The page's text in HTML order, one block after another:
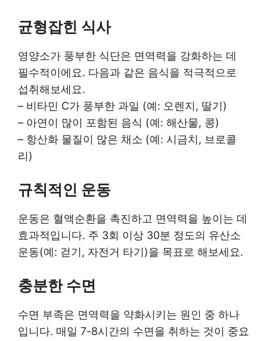
균형잡힌 식사
영양소가 풍부한 식단은 면역력을 강화하는 데
필수적이에요. 다음과 같은 음식을 적극적으로
섭취해보세요.
– 비타민 C가 풍부한 과일 (예: 오렌지, 딸기)
– 아연이 많이 포함된 음식 (예: 해산물, 콩)
– 항산화 물질이 많은 채소 (예: 시금치, 브로콜
리)
규칙적인 운동
운동은 혈액순환을 촉진하고 면역력을 높이는 데
효과적입니다. 주 3회 이상 30분 정도의 유산소
운동(예: 걷기, 자전거 타기)을 목표로 해보세요.
충분한 수면
수면 부족은 면역력을 약화시키는 원인 중 하나
입니다. 매일 7-8시간의 수면을 취하는 것이 중요